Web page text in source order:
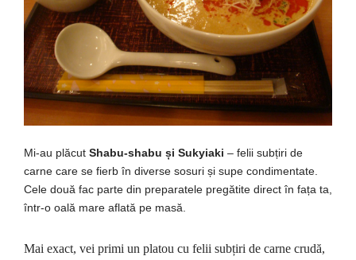
Mi-au plăcut Shabu-shabu și Sukyiaki – felii subțiri de
carne care se fierb în diverse sosuri și supe condimentate.
Cele două fac parte din preparatele pregătite direct în fața ta,
într-o oală mare aflată pe masă.
Mai exact, vei primi un platou cu felii subțiri de carne crudă,